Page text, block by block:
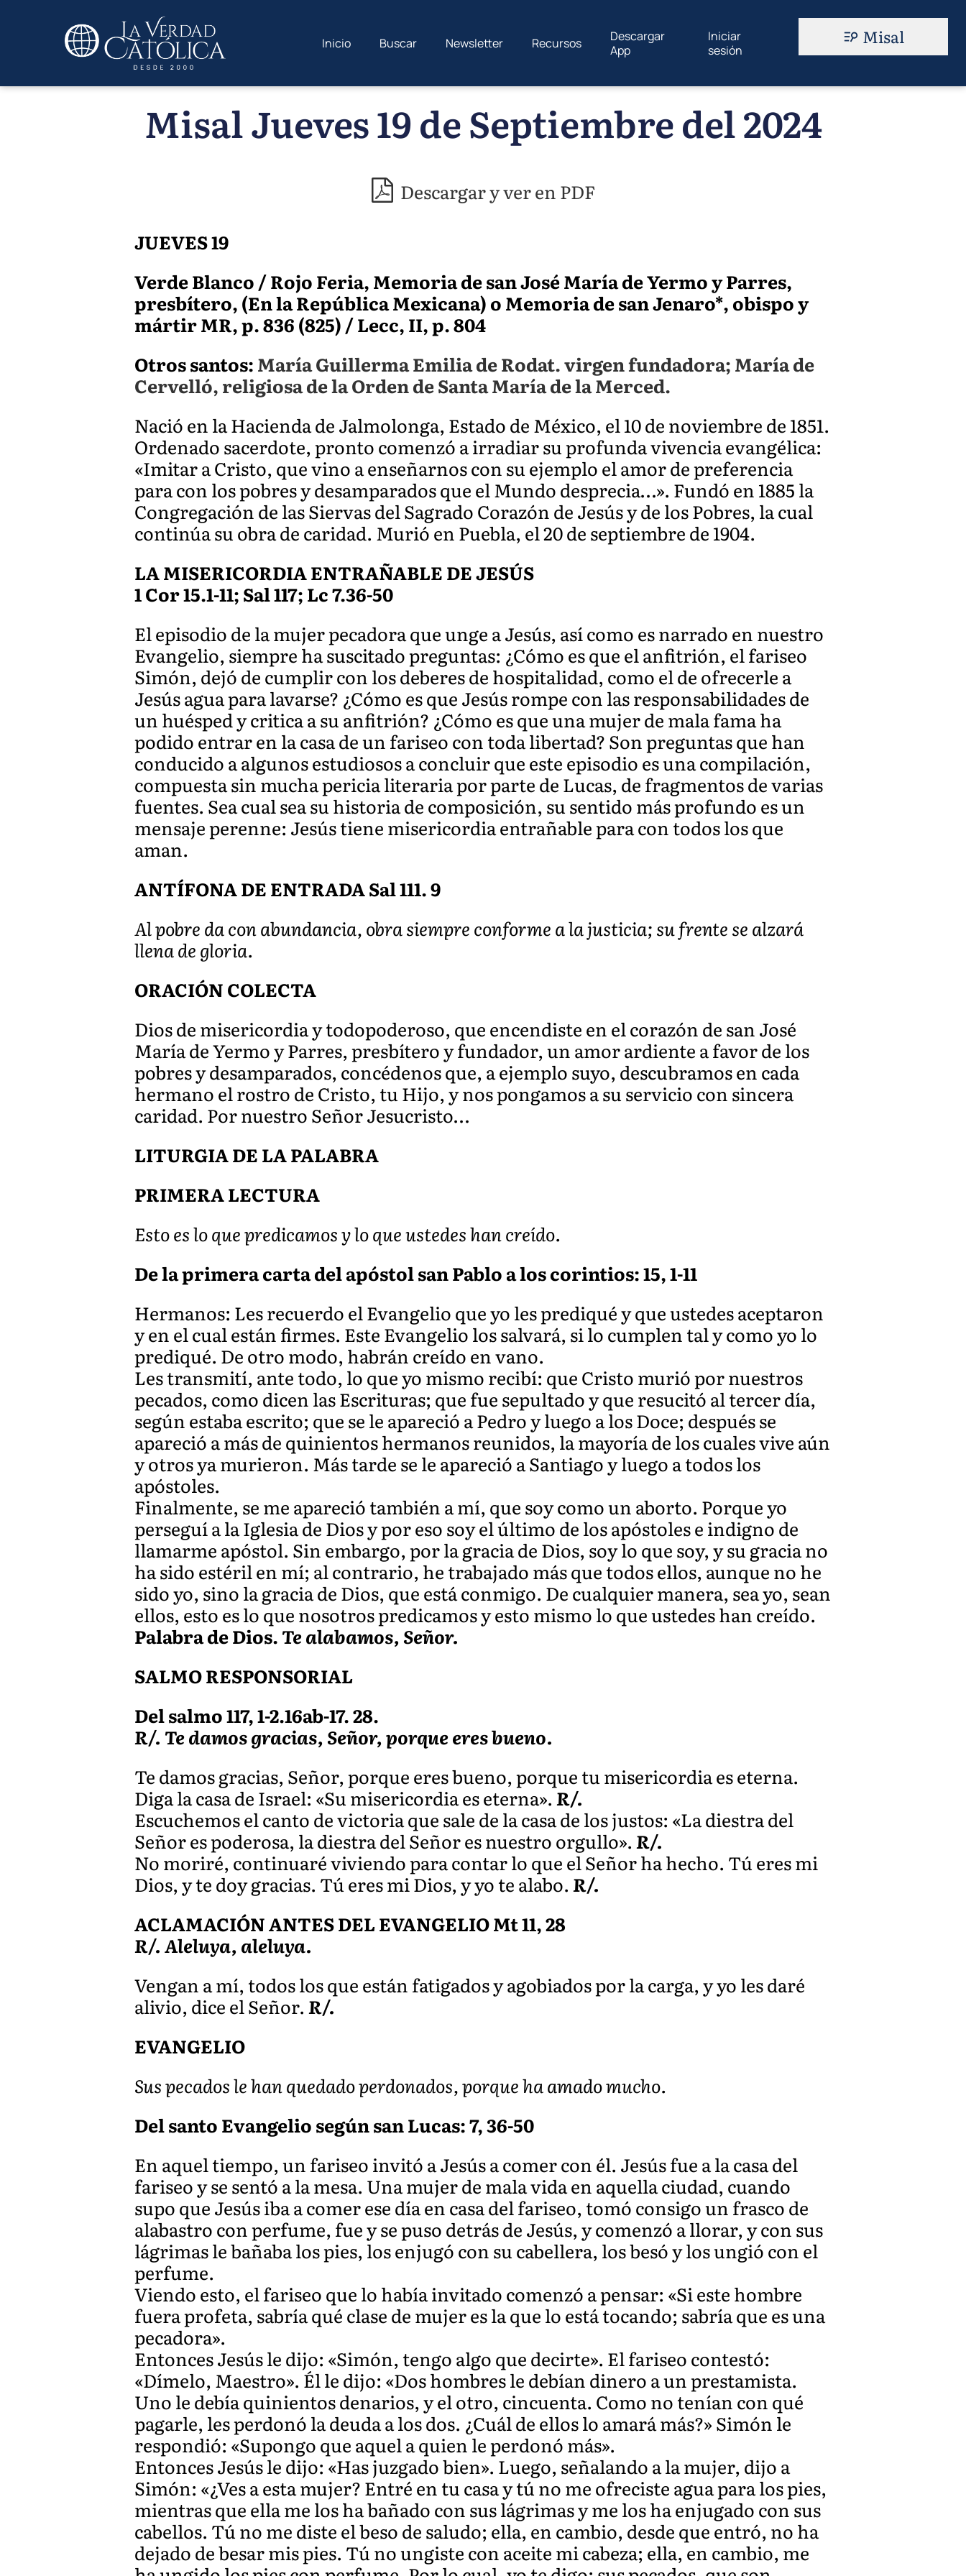
Inicio Buscar Newsletter Recursos
Descargar
App
Iniciar
sesión
Misal
Misal Jueves 19 de Septiembre del 2024
Descargar y ver en PDF
JUEVES 19
Verde Blanco / Rojo Feria, Memoria de san José María de Yermo y Parres,
presbítero, (En la República Mexicana) o Memoria de san Jenaro*, obispo y
mártir MR, p. 836 (825) / Lecc, II, p. 804
Otros santos:María Guillerma Emilia de Rodat. virgen fundadora; María de
Cervelló, religiosa de la Orden de Santa María de la Merced.
Nació en la Hacienda de Jalmolonga, Estado de México, el 10 de noviembre de 1851.
Ordenado sacerdote, pronto comenzó a irradiar su profunda vivencia evangélica:
«Imitar a Cristo, que vino a enseñarnos con su ejemplo el amor de preferencia
para con los pobres y desamparados que el Mundo desprecia…». Fundó en 1885 la
Congregación de las Siervas del Sagrado Corazón de Jesús y de los Pobres, la cual
continúa su obra de caridad. Murió en Puebla, el 20 de septiembre de 1904.
LA MISERICORDIA ENTRAÑABLE DE JESÚS
1 Cor 15.1-11; Sal 117; Lc 7.36-50
El episodio de la mujer pecadora que unge a Jesús, así como es narrado en nuestro
Evangelio, siempre ha suscitado preguntas: ¿Cómo es que el anfitrión, el fariseo
Simón, dejó de cumplir con los deberes de hospitalidad, como el de ofrecerle a
Jesús agua para lavarse? ¿Cómo es que Jesús rompe con las responsabilidades de
un huésped y critica a su anfitrión? ¿Cómo es que una mujer de mala fama ha
podido entrar en la casa de un fariseo con toda libertad? Son preguntas que han
conducido a algunos estudiosos a concluir que este episodio es una compilación,
compuesta sin mucha pericia literaria por parte de Lucas, de fragmentos de varias
fuentes. Sea cual sea su historia de composición, su sentido más profundo es un
mensaje perenne: Jesús tiene misericordia entrañable para con todos los que
aman.
ANTÍFONA DE ENTRADA Sal 111. 9
Al pobre da con abundancia, obra siempre conforme a la justicia; su frente se alzará
llena de gloria.
ORACIÓN COLECTA
Dios de misericordia y todopoderoso, que encendiste en el corazón de san José
María de Yermo y Parres, presbítero y fundador, un amor ardiente a favor de los
pobres y desamparados, concédenos que, a ejemplo suyo, descubramos en cada
hermano el rostro de Cristo, tu Hijo, y nos pongamos a su servicio con sincera
caridad. Por nuestro Señor Jesucristo…
LITURGIA DE LA PALABRA
PRIMERA LECTURA
Esto es lo que predicamos y lo que ustedes han creído.
De la primera carta del apóstol san Pablo a los corintios: 15, 1-11
Hermanos: Les recuerdo el Evangelio que yo les prediqué y que ustedes aceptaron
y en el cual están firmes. Este Evangelio los salvará, si lo cumplen tal y como yo lo
prediqué. De otro modo, habrán creído en vano.
Les transmití, ante todo, lo que yo mismo recibí: que Cristo murió por nuestros
pecados, como dicen las Escrituras; que fue sepultado y que resucitó al tercer día,
según estaba escrito; que se le apareció a Pedro y luego a los Doce; después se
apareció a más de quinientos hermanos reunidos, la mayoría de los cuales vive aún
y otros ya murieron. Más tarde se le apareció a Santiago y luego a todos los
apóstoles.
Finalmente, se me apareció también a mí, que soy como un aborto. Porque yo
perseguí a la Iglesia de Dios y por eso soy el último de los apóstoles e indigno de
llamarme apóstol. Sin embargo, por la gracia de Dios, soy lo que soy, y su gracia no
ha sido estéril en mí; al contrario, he trabajado más que todos ellos, aunque no he
sido yo, sino la gracia de Dios, que está conmigo. De cualquier manera, sea yo, sean
ellos, esto es lo que nosotros predicamos y esto mismo lo que ustedes han creído.
Palabra de Dios.Te alabamos, Señor.
SALMO RESPONSORIAL
Del salmo 117, 1-2.16ab-17. 28.
R/. Te damos gracias, Señor, porque eres bueno.
Te damos gracias, Señor, porque eres bueno, porque tu misericordia es eterna.
Diga la casa de Israel: «Su misericordia es eterna».R/.
Escuchemos el canto de victoria que sale de la casa de los justos: «La diestra del
Señor es poderosa, la diestra del Señor es nuestro orgullo».R/.
No moriré, continuaré viviendo para contar lo que el Señor ha hecho. Tú eres mi
Dios, y te doy gracias. Tú eres mi Dios, y yo te alabo.R/.
ACLAMACIÓN ANTES DEL EVANGELIO Mt 11, 28
R/. Aleluya, aleluya.
Vengan a mí, todos los que están fatigados y agobiados por la carga, y yo les daré
alivio, dice el Señor.R/.
EVANGELIO
Sus pecados le han quedado perdonados, porque ha amado mucho.
Del santo Evangelio según san Lucas: 7, 36-50
En aquel tiempo, un fariseo invitó a Jesús a comer con él. Jesús fue a la casa del
fariseo y se sentó a la mesa. Una mujer de mala vida en aquella ciudad, cuando
supo que Jesús iba a comer ese día en casa del fariseo, tomó consigo un frasco de
alabastro con perfume, fue y se puso detrás de Jesús, y comenzó a llorar, y con sus
lágrimas le bañaba los pies, los enjugó con su cabellera, los besó y los ungió con el
perfume.
Viendo esto, el fariseo que lo había invitado comenzó a pensar: «Si este hombre
fuera profeta, sabría qué clase de mujer es la que lo está tocando; sabría que es una
pecadora».
Entonces Jesús le dijo: «Simón, tengo algo que decirte». El fariseo contestó:
«Dímelo, Maestro». Él le dijo: «Dos hombres le debían dinero a un prestamista.
Uno le debía quinientos denarios, y el otro, cincuenta. Como no tenían con qué
pagarle, les perdonó la deuda a los dos. ¿Cuál de ellos lo amará más?» Simón le
respondió: «Supongo que aquel a quien le perdonó más».
Entonces Jesús le dijo: «Has juzgado bien». Luego, señalando a la mujer, dijo a
Simón: «¿Ves a esta mujer? Entré en tu casa y tú no me ofreciste agua para los pies,
mientras que ella me los ha bañado con sus lágrimas y me los ha enjugado con sus
cabellos. Tú no me diste el beso de saludo; ella, en cambio, desde que entró, no ha
dejado de besar mis pies. Tú no ungiste con aceite mi cabeza; ella, en cambio, me